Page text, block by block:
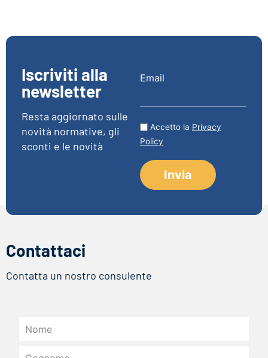
Iscriviti alla
newsletter
Resta aggiornato sulle
novità normative, gli
sconti e le novità
Email
Accetto la Privacy
Policy
Contattaci
Contatta un nostro consulente